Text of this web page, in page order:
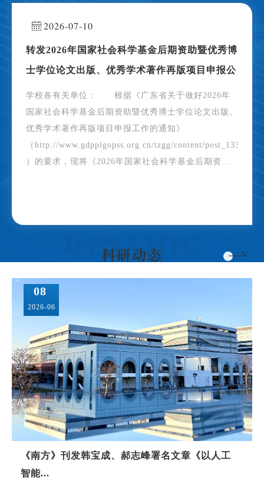
2026-07-10
转发2026年国家社会科学基金后期资助暨优秀博
士学位论文出版、优秀学术著作再版项目申报公
告
学校各有关单位： 根据《广东省关于做好2026年
国家社会科学基金后期资助暨优秀博士学位论文出版、
优秀学术著作再版项目申报工作的通知》
（http://www.gdpplgopss.org.cn/tzgg/content/
）的要求，现将《2026年国家社会科学基金后期资...
科研动态
《南方》刊发韩宝成、郝志峰署名文章《以人工
智能...
08
2026-06